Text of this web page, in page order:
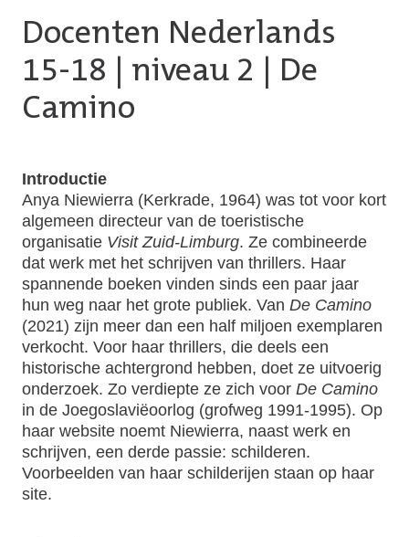
Docenten Nederlands
15-18
niveau 2 | De
Camino
Introductie
Anya Niewierra (Kerkrade, 1964) was tot voor kort
algemeen directeur van de toeristische
organisatie Visit Zuid-Limburg. Ze combineerde
dat werk met het schrijven van thrillers. Haar
spannende boeken vinden sinds een paar jaar
hun weg naar het grote publiek. Van De Camino
(2021) zijn meer dan een half miljoen exemplaren
verkocht. Voor haar thrillers, die deels een
historische achtergrond hebben, doet ze uitvoerig
onderzoek. Zo verdiepte ze zich voor De Camino
in de Joegoslaviëoorlog (grofweg 1991-1995). Op
haar website noemt Niewierra, naast werk en
schrijven, een derde passie: schilderen.
Voorbeelden van haar schilderijen staan op haar
site.